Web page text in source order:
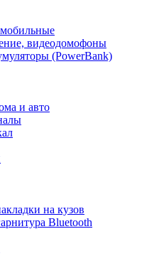
видеодомофоны
(PowerBank)
и авто
на кузов
Bluetooth